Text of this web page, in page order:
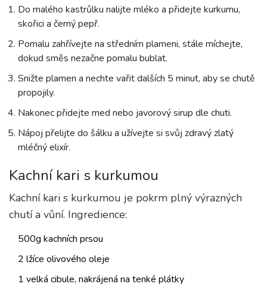
Do malého kastrůlku nalijte mléko a přidejte kurkumu,
skořici a černý pepř.
Pomalu zahřívejte na středním plameni, stále míchejte,
dokud směs nezačne pomalu bublat.
Snižte plamen a nechte vařit dalších 5 minut, aby se chutě
propojily.
Nakonec přidejte med nebo javorový sirup dle chuti.
Nápoj přelijte do šálku a užívejte si svůj zdravý zlatý
mléčný elixír.
Kachní kari s kurkumou
Kachní kari s kurkumou je pokrm plný výrazných
chutí a vůní. Ingredience:
500g kachních prsou
2 lžíce olivového oleje
1 velká cibule, nakrájená na tenké plátky